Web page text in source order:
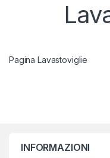
Pagina Lavastoviglie
INFORMAZIONI